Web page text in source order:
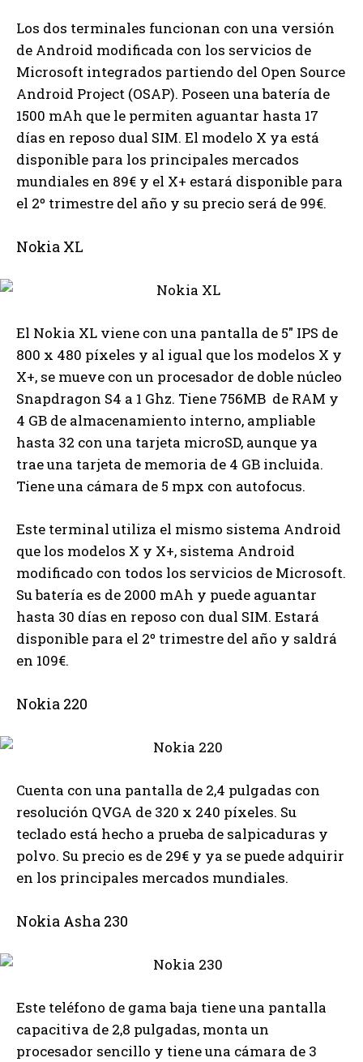
Los dos terminales funcionan con una versión
de Android modificada con los servicios de
Microsoft integrados partiendo del Open Source
Android Project (OSAP). Poseen una batería de
1500 mAh que le permiten aguantar hasta 17
días en reposo dual SIM. El modelo X ya está
disponible para los principales mercados
mundiales en 89€ y el X+ estará disponible para
el 2º trimestre del año y su precio será de 99€.
Nokia XL
El Nokia XL viene con una pantalla de 5″ IPS de
800 x 480 píxeles y al igual que los modelos X y
X+, se mueve con un procesador de doble núcleo
Snapdragon S4 a 1 Ghz. Tiene 756MB de RAM y
4 GB de almacenamiento interno, ampliable
hasta 32 con una tarjeta microSD, aunque ya
trae una tarjeta de memoria de 4 GB incluida.
Tiene una cámara de 5 mpx con autofocus.
Este terminal utiliza el mismo sistema Android
que los modelos X y X+, sistema Android
modificado con todos los servicios de Microsoft.
Su batería es de 2000 mAh y puede aguantar
hasta 30 días en reposo con dual SIM. Estará
disponible para el 2º trimestre del año y saldrá
en 109€.
Nokia 220
Cuenta con una pantalla de 2,4 pulgadas con
resolución QVGA de 320 x 240 píxeles. Su
teclado está hecho a prueba de salpicaduras y
polvo. Su precio es de 29€ y ya se puede adquirir
en los principales mercados mundiales.
Nokia Asha 230
Este teléfono de gama baja tiene una pantalla
capacitiva de 2,8 pulgadas, monta un
procesador sencillo y tiene una cámara de 3